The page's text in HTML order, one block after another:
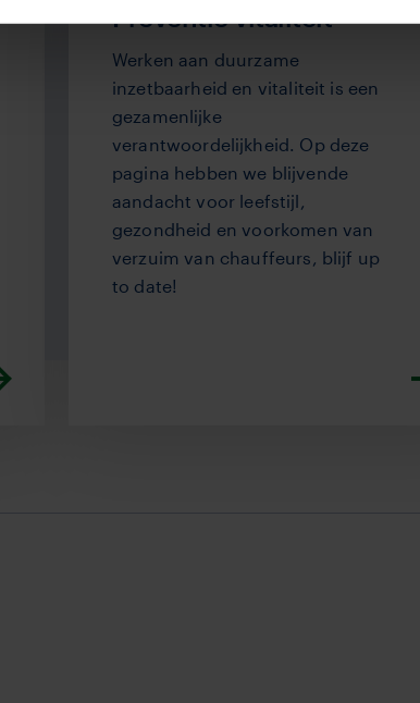
Preventie vitaliteit
Werken aan duurzame
inzetbaarheid en vitaliteit is een
gezamenlijke
verantwoordelijkheid. Op deze
pagina hebben we blijvende
aandacht voor leefstijl,
gezondheid en voorkomen van
verzuim van chauffeurs, blijf up
to date!